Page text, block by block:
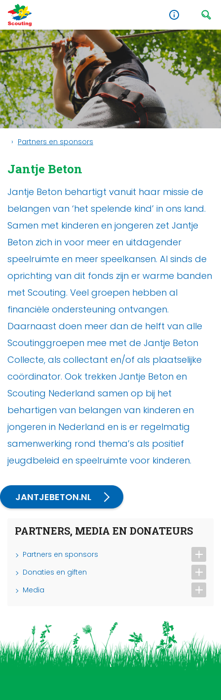
Partners en sponsors
Jantje Beton
Jantje Beton behartigt vanuit haar missie de
belangen van ‘het spelende kind’ in ons land.
Samen met kinderen en jongeren zet Jantje
Beton zich in voor meer en uitdagender
speelruimte en meer speelkansen. Al sinds de
oprichting van dit fonds zijn er warme banden
met Scouting. Veel groepen hebben al
financiële ondersteuning ontvangen.
Daarnaast doen meer dan de helft van alle
Scoutinggroepen mee met de Jantje Beton
Collecte, als collectant en/of als plaatselijke
coördinator. Ook trekken Jantje Beton en
Scouting Nederland samen op bij het
behartigen van belangen van kinderen en
jongeren in Nederland en is er regelmatig
samenwerking rond thema’s als positief
jeugdbeleid en speelruimte voor kinderen.
JANTJEBETON.NL
PARTNERS, MEDIA EN DONATEURS
Partners en sponsors
Donaties en giften
Media